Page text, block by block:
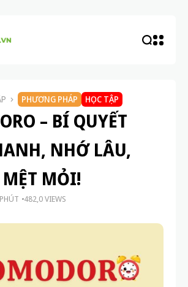
PHƯƠNG PHÁP HỌC TẬP
– BÍ QUYẾT
NHỚ LÂU,
MỎI!
482,0 VIEWS